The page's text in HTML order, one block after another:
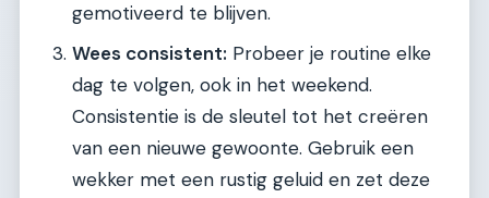
gemotiveerd te blijven.
Wees consistent: Probeer je routine elke
dag te volgen, ook in het weekend.
Consistentie is de sleutel tot het creëren
van een nieuwe gewoonte. Gebruik een
wekker met een rustig geluid en zet deze